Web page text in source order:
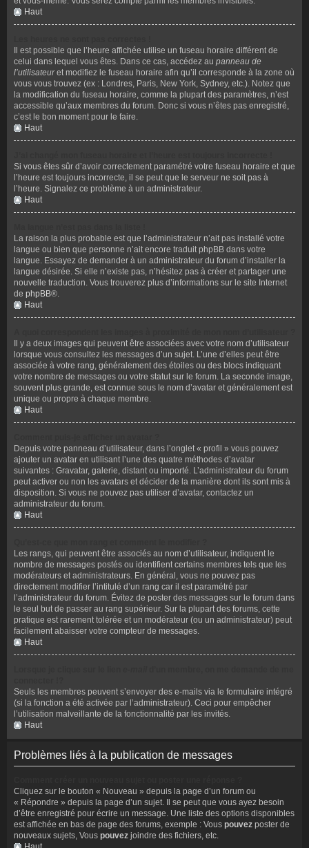
Haut
Il est possible que l’heure affichée utilise un fuseau horaire différent de
celui dans lequel vous êtes. Dans ce cas, accédez au panneau de
l’utilisateuret modifiez le fuseau horaire afin qu’il corresponde à la zone où
vous vous trouvez (ex : Londres, Paris, New York, Sydney, etc.). Notez que
la modification du fuseau horaire, comme la plupart des paramètres, n’est
accessible qu’aux membres du forum. Donc si vous n’êtes pas enregistré,
c’est le bon moment pour le faire.
Haut
Si vous êtes sûr d’avoir correctement paramétré votre fuseau horaire et que
l’heure est toujours incorrecte, il se peut que le serveur ne soit pas à
l’heure. Signalez ce problème à un administrateur.
Haut
La raison la plus probable est que l’administrateur n’ait pas installé votre
langue ou bien que personne n’ait encore traduit phpBB dans votre
langue. Essayez de demander à un administrateur du forum d’installer la
langue désirée. Si elle n’existe pas, n’hésitez pas à créer et partager une
nouvelle traduction. Vous trouverez plus d’informations sur le site Internet
de phpBB®.
Haut
Il y a deux images qui peuvent être associées avec votre nom d’utilisateur
lorsque vous consultez les messages d’un sujet. L’une d’elles peut être
associée à votre rang, généralement des étoiles ou des blocs indiquant
votre nombre de messages ou votre statut sur le forum. La seconde image,
souvent plus grande, est connue sous le nom d’avatar et généralement est
unique ou propre à chaque membre.
Haut
Depuis votre panneau d’utilisateur, dans l’onglet « profil » vous pouvez
ajouter un avatar en utilisant l’une des quatre méthodes d’avatar
suivantes : Gravatar, galerie, distant ou importé. L’administrateur du forum
peut activer ou non les avatars et décider de la manière dont ils sont mis à
disposition. Si vous ne pouvez pas utiliser d’avatar, contactez un
administrateur du forum.
Haut
Les rangs, qui peuvent être associés au nom d’utilisateur, indiquent le
nombre de messages postés ou identifient certains membres tels que les
modérateurs et administrateurs. En général, vous ne pouvez pas
directement modifier l’intitulé d’un rang car il est paramétré par
l’administrateur du forum. Évitez de poster des messages sur le forum dans
le seul but de passer au rang supérieur. Sur la plupart des forums, cette
pratique est rarement tolérée et un modérateur (ou un administrateur) peut
facilement abaisser votre compteur de messages.
Haut
Seuls les membres peuvent s’envoyer des e-mails via le formulaire intégré
(si la fonction a été activée par l’administrateur). Ceci pour empêcher
l’utilisation malveillante de la fonctionnalité par les invités.
Haut
Problèmes liés à la publication de messages
Cliquez sur le bouton « Nouveau » depuis la page d’un forum ou
« Répondre » depuis la page d’un sujet. Il se peut que vous ayez besoin
d’être enregistré pour écrire un message. Une liste des options disponibles
est affichée en bas de page des forums, exemple : Vous pouvez poster de
nouveaux sujets, Vous pouvez joindre des fichiers, etc.